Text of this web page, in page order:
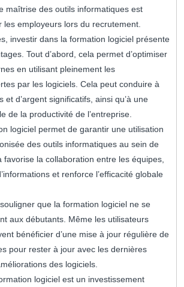
maîtrise des outils informatiques est
les employeurs lors du recrutement.
investir dans la formation logiciel présente
Tout d’abord, cela permet d’optimiser
en utilisant pleinement les
par les logiciels. Cela peut conduire à
et d’argent significatifs, ainsi qu’à une
de la productivité de l’entreprise.
logiciel permet de garantir une utilisation
des outils informatiques au sein de
favorise la collaboration entre les équipes,
et renforce l’efficacité globale
que la formation logiciel ne se
aux débutants. Même les utilisateurs
bénéficier d’une mise à jour régulière de
pour rester à jour avec les dernières
des logiciels.
logiciel est un investissement